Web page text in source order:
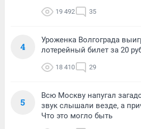
19 492 35
4
Уроженка Волгограда
лотерейный билет за 20
18 410 29
5
Всю Москву напугал
звук слышали везде, а
Что это могло быть